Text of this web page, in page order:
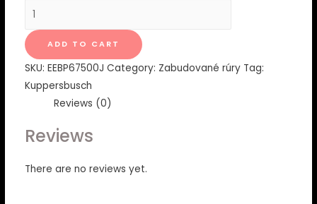
Kuppersbusch
kompaktná
rúra
6750.0
quantity
ADD TO CART
SKU: EEBP67500J Category: Zabudované rúry Tag:
Kuppersbusch
Reviews (0)
Reviews
There are no reviews yet.